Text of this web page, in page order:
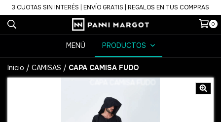
3 CUOTAS SIN INTERÉS | ENVÍO GRATIS | REGALOS EN TUS COMPRAS
0
MENÚ PRODUCTOS
Inicio / CAMISAS / CAPA CAMISA FUDO